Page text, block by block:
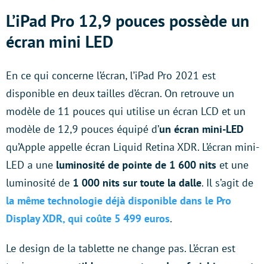
L’iPad Pro 12,9 pouces possède un
écran mini LED
En ce qui concerne l’écran, l’iPad Pro 2021 est
disponible en deux tailles d’écran. On retrouve un
modèle de 11 pouces qui utilise un écran LCD et un
modèle de 12,9 pouces équipé d’un écran mini-LED
qu’Apple appelle écran Liquid Retina XDR. L’écran mini-
LED a une luminosité de pointe de 1 600 nits et une
luminosité de 1 000 nits sur toute la dalle. Il s’agit de
la même technologie déjà disponible dans le Pro
Display XDR, qui coûte 5 499 euros.
Le design de la tablette ne change pas. L’écran est